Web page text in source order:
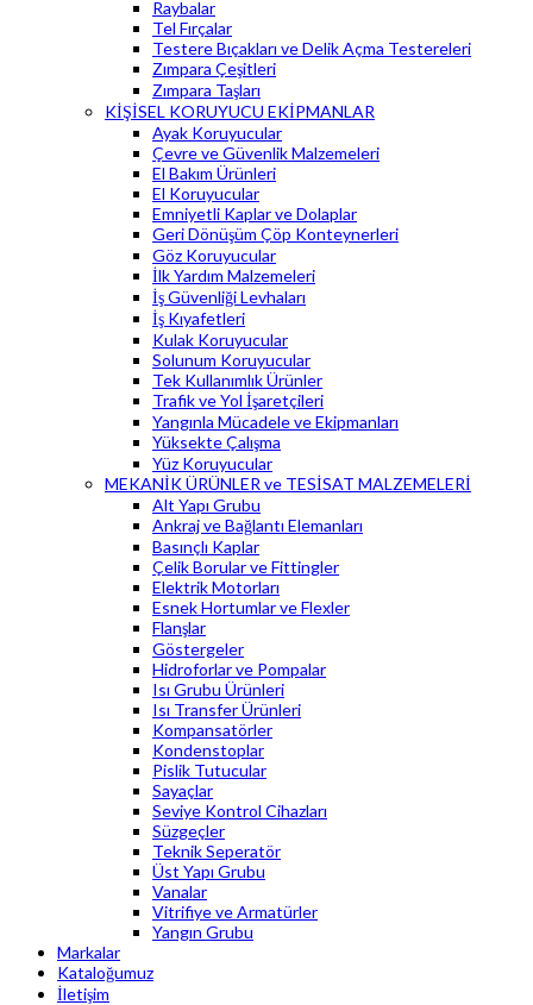
Raybalar
Tel Fırçalar
Testere Bıçakları ve Delik Açma Testereleri
Zımpara Çeşitleri
Zımpara Taşları
KİŞİSEL KORUYUCU EKİPMANLAR
Ayak Koruyucular
Çevre ve Güvenlik Malzemeleri
El Bakım Ürünleri
El Koruyucular
Emniyetli Kaplar ve Dolaplar
Geri Dönüşüm Çöp Konteynerleri
Göz Koruyucular
İlk Yardım Malzemeleri
İş Güvenliği Levhaları
İş Kıyafetleri
Kulak Koruyucular
Solunum Koruyucular
Tek Kullanımlık Ürünler
Trafik ve Yol İşaretçileri
Yangınla Mücadele ve Ekipmanları
Yüksekte Çalışma
Yüz Koruyucular
MEKANİK ÜRÜNLER ve TESİSAT MALZEMELERİ
Alt Yapı Grubu
Ankraj ve Bağlantı Elemanları
Basınçlı Kaplar
Çelik Borular ve Fittingler
Elektrik Motorları
Esnek Hortumlar ve Flexler
Flanşlar
Göstergeler
Hidroforlar ve Pompalar
Isı Grubu Ürünleri
Isı Transfer Ürünleri
Kompansatörler
Kondenstoplar
Pislik Tutucular
Sayaçlar
Seviye Kontrol Cihazları
Süzgeçler
Teknik Seperatör
Üst Yapı Grubu
Vanalar
Vitrifiye ve Armatürler
Yangın Grubu
Markalar
Kataloğumuz
İletişim